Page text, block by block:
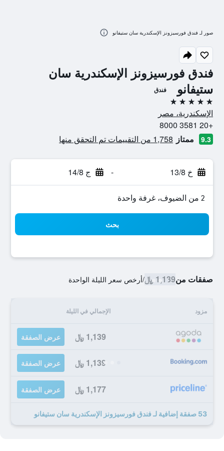
فندق فورسيزونز الإسكندرية سان
ستيفانو
فندق
5 نجوم
الإسكندرية، مصر
+20 3581 8000
9.3 ممتاز 1,758 من التقييمات تم التحقق منها
خ 13/8 - ج 14/8
2 من الضيوف، غرفة واحدة
بحث
صفقات من1,139 ﷼ /أرخص سعر الليلة الواحدة
مزود الإجمالي في الليلة
1,139 ﷼ عرض الصفقة
1,139 ﷼ عرض الصفقة
1,177 ﷼ عرض الصفقة
53 صفقة إضافية لـ فندق فورسيزونز الإسكندرية سان ستيفانو
صور لـ فندق فورسيزونز الإسكندرية سان ستيفانو